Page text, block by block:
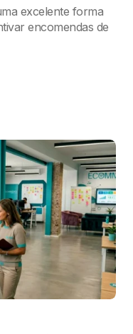
excelente forma
encomendas de